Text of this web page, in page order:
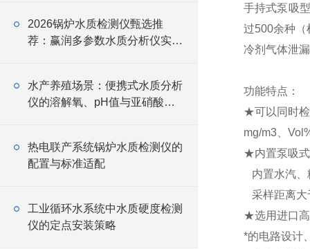
2026锅炉水质检测仪甄选推
荐：赢润多参数水质分析仪实用
水产养殖场景：便携式水质分析
仪的溶解氧、pH值与亚硝酸盐
热电联产系统锅炉水质检测仪的
配置与标准适配
工业循环水系统中水质硬度检测
仪的定点安装策略
手持式泵吸
过500余种（
冷剂气体泄
功能特点：
★可以同时检
mg/m3、
★内置泵吸
内置水汽、
采样距离大
★选用进口高
*的电路设计